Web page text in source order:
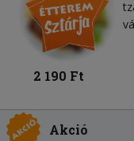
2 190 Ft
Akció